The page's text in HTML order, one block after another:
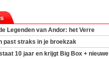
Legenden van Andor: het Verre
past straks in je broekzak
10 jaar en krijgt Big Box + nieuwe